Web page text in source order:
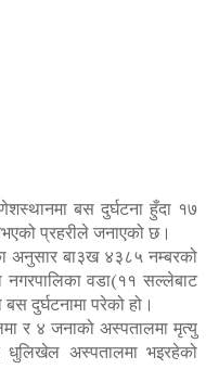
बस दुर्घटना हुँदा १७
प्रहरीले जनाएको छ।
अनुसार बा३ख ४३८५ नम्बरको
वडा(११ सल्लेबाट
दुर्घटनामा परेको हो।
र ४ जनाको अस्पतालमा मृत्यु
धुलिखेल अस्पतालमा भइरहेको